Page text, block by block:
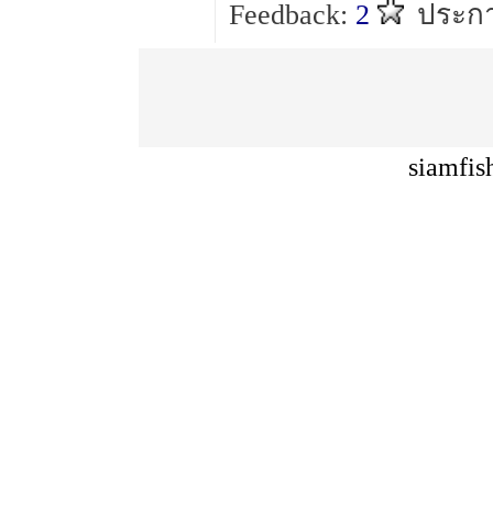
Feedback: 2 ประก